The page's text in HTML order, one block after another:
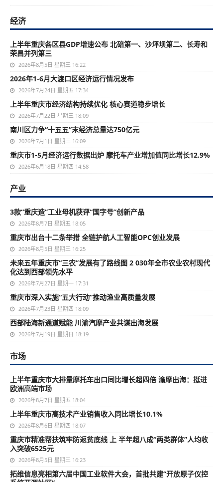
经济
上半年重庆各区县GDP增速公布 北碚第一、沙坪坝第二、长寿和
荣昌并列第三
2026年8月5日 星期三 16:22
2026年1-6月大渡口区经济运行情况发布
2026年7月24日 星期五 17:34
上半年重庆市经济结构持续优化 核心赛道稳步增长
2026年7月22日 星期三 18:09
南川区力争“十五五”末经济总量达750亿元
2026年7月1日 星期三 16:09
重庆市1-5月经济运行数据出炉 摩托车产业增加值同比增长12.9%
2026年6月18日 星期四 14:58
产业
3款“重庆造”工业母机获评“国字号”创新产品
2026年8月7日 星期五 18:05
重庆市出台十二条举措 全链护航人工智能OPC创业发展
2026年8月5日 星期三 16:25
未来五年重庆市“三农”发展有了路线图 2 030年全市农业农村现代
化达到西部领先水平
2026年7月27日 星期一 17:31
重庆市深入实施“五大行动”推动渔业高质量发展
2026年7月23日 星期四 18:09
西部陆海新通道赋能 川渝汽摩产业共谋出海发展
2026年7月19日 星期日 18:19
市场
上半年重庆市大排量摩托车出口同比增长超四倍 渝摩出海：挺进
欧洲高端市场
2026年8月7日 星期五 18:04
上半年重庆市高技术产业销售收入同比增长10.1%
2026年8月6日 星期四 18:07
重庆市精准帮扶筑牢防返贫底线 上 半年超八成“两类群体”人均收
入突破6525元
2026年8月5日 星期三 16:23
拓维信息亮相第六届中国工业软件大会，首批共建“开放原子仪控